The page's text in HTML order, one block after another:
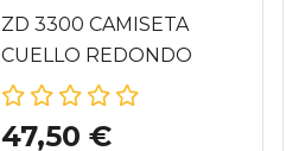
ZD 3300 CAMISETA
CUELLO REDONDO
TALLA GRANDE
47,50 €